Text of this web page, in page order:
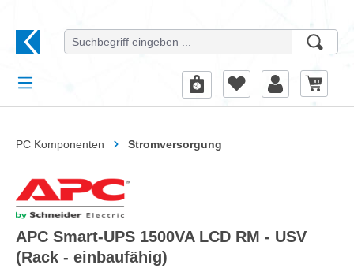
PC Komponenten Stromversorgung
APC Smart-UPS 1500VA LCD RM - USV
(Rack - einbaufähig)